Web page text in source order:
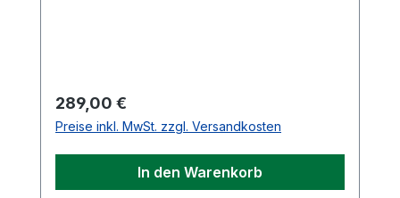
Regulärer Preis:
289,00 €
Preise inkl. MwSt. zzgl. Versandkosten
In den Warenkorb